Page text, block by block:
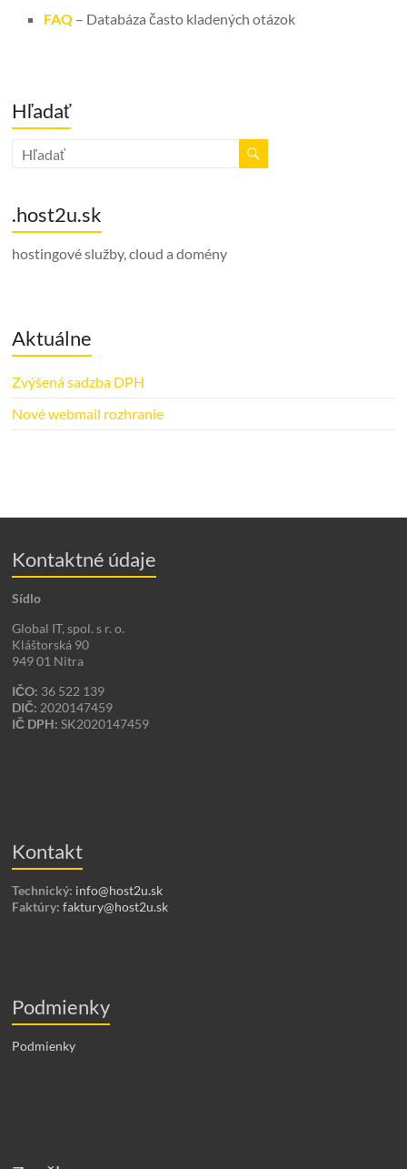
FAQ – Databáza často kladených otázok
Hľadať
.host2u.sk
hostingové služby, cloud a domény
Aktuálne
Zvýšená sadzba DPH
Nové webmail rozhranie
Kontaktné údaje
Sídlo
Global IT, spol. s r. o.
Kláštorská 90
949 01 Nitra
IČO: 36 522 139
DIČ: 2020147459
IČ DPH: SK2020147459
Kontakt
Technický: info@host2u.sk
Faktúry: faktury@host2u.sk
Podmienky
Podmienky